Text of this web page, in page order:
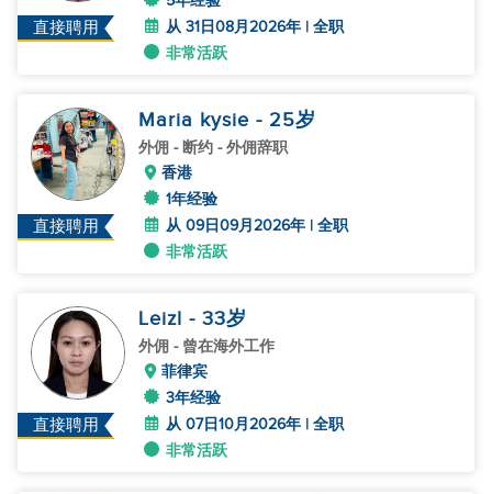
直接聘用
从 31日08月2026年 | 全职
非常活跃
直接聘用
Maria kysie - 25岁
外佣 - 断约 - 外佣辞职
香港
1年经验
从 09日09月2026年 | 全职
非常活跃
直接聘用
Leizl - 33岁
外佣 - 曾在海外工作
菲律宾
3年经验
从 07日10月2026年 | 全职
非常活跃